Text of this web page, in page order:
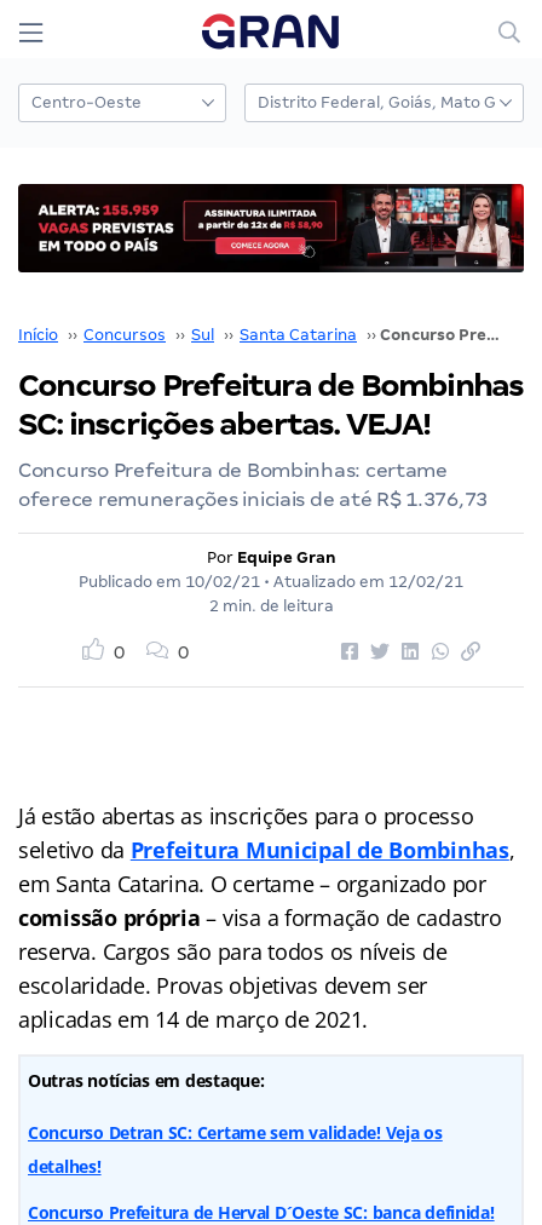
Início ›› Concursos ›› Sul ›› Santa Catarina ›› Concurso Prefeitura de Bombinhas SC: inscrições abertas. VEJA!
Concurso Prefeitura de Bombinhas
SC: inscrições abertas. VEJA!
Concurso Prefeitura de Bombinhas: certame
oferece remunerações iniciais de até R$ 1.376,73
Por Equipe Gran
Publicado em 10/02/21 • Atualizado em 12/02/21
2 min. de leitura
0 0
Já estão abertas as inscrições para o processo
seletivo da Prefeitura Municipal de Bombinhas,
em Santa Catarina. O certame – organizado por
comissão própria – visa a formação de cadastro
reserva. Cargos são para todos os níveis de
escolaridade. Provas objetivas devem ser
aplicadas em 14 de março de 2021.
Outras notícias em destaque:
Concurso Detran SC: Certame sem validade! Veja os
detalhes!
Concurso Prefeitura de Herval D´Oeste SC: banca definida!